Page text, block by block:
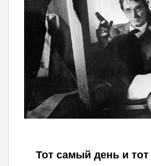
Тот самый день и